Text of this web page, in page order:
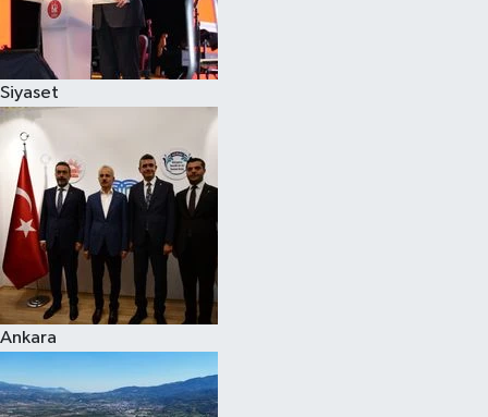
Siyaset
Ankara
Spor
Eğitim
Hava Durumu
Kadın
Kim kimdir?